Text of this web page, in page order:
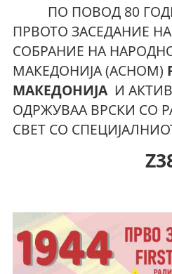
ПО ПОВОД 80
ПРВОТО ЗАСЕДАНИЕ
СОБРАНИЕ НА
МАКЕДОНИЈА (АСНОМ)
МАКЕДОНИЈА И
ОДРЖУВАА ВРСКИ СО
СВЕТ СО